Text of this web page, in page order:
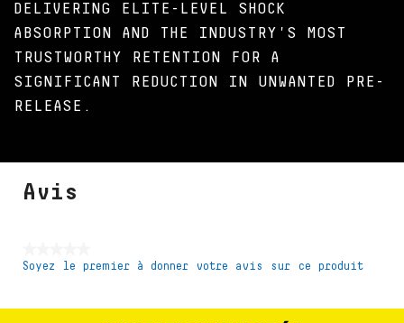
DELIVERING ELITE-LEVEL SHOCK
ABSORPTION AND THE INDUSTRY'S MOST
TRUSTWORTHY RETENTION FOR A
SIGNIFICANT REDUCTION IN UNWANTED PRE-
RELEASE.
Avis
Aucune
Soyez le premier à donner votre avis sur ce produit